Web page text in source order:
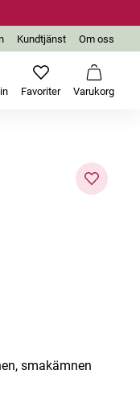
Kundtjänst Om oss
FavoriterInga favoriter
Varukorg
smakämnen